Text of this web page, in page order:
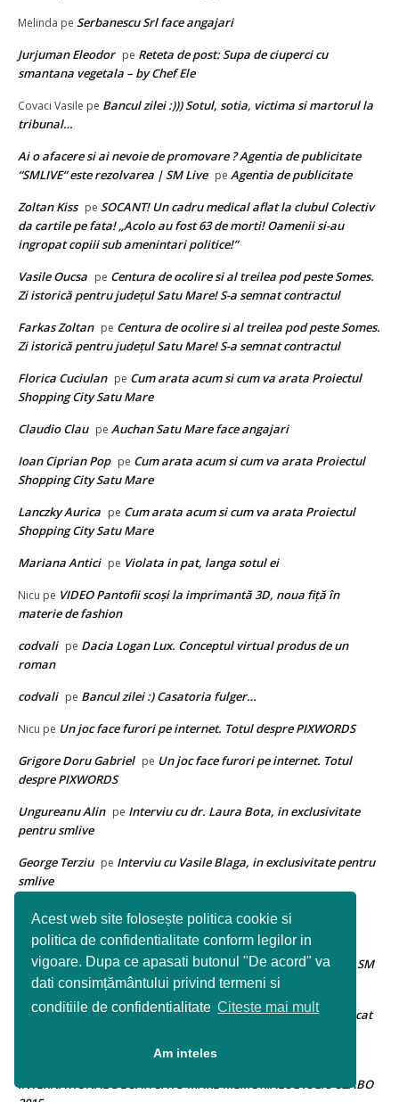
Acest web site folosește politica cookie si
politica de confidentialitate conform legilor in
vigoare. Dupa ce apasati butonul "De acord" va
dati consimțământului privind termeni si
conditiile de confidentialitate Citeste mai mult
Am inteles
Melinda pe Serbanescu Srl face angajari
Jurjuman Eleodor pe Reteta de post: Supa de ciuperci cu
smantana vegetala – by Chef Ele
Covaci Vasile pe Bancul zilei :))) Sotul, sotia, victima si martorul la
tribunal…
Ai o afacere si ai nevoie de promovare ? Agentia de publicitate
“SMLIVE“ este rezolvarea | SM Live pe Agentia de publicitate
Zoltan Kiss pe SOCANT! Un cadru medical aflat la clubul Colectiv
da cartile pe fata! „Acolo au fost 63 de morti! Oamenii si-au
ingropat copiii sub amenintari politice!”
Vasile Oucsa pe Centura de ocolire si al treilea pod peste Somes.
Zi istorică pentru județul Satu Mare! S-a semnat contractul
Farkas Zoltan pe Centura de ocolire si al treilea pod peste Somes.
Zi istorică pentru județul Satu Mare! S-a semnat contractul
Florica Cuciulan pe Cum arata acum si cum va arata Proiectul
Shopping City Satu Mare
Claudio Clau pe Auchan Satu Mare face angajari
Ioan Ciprian Pop pe Cum arata acum si cum va arata Proiectul
Shopping City Satu Mare
Lanczky Aurica pe Cum arata acum si cum va arata Proiectul
Shopping City Satu Mare
Mariana Antici pe Violata in pat, langa sotul ei
Nicu pe VIDEO Pantofii scoşi la imprimantă 3D, noua fiţă în
materie de fashion
codvali pe Dacia Logan Lux. Conceptul virtual produs de un
roman
codvali pe Bancul zilei :) Casatoria fulger…
Nicu pe Un joc face furori pe internet. Totul despre PIXWORDS
Grigore Doru Gabriel pe Un joc face furori pe internet. Totul
despre PIXWORDS
Ungureanu Alin pe Interviu cu dr. Laura Bota, in exclusivitate
pentru smlive
George Terziu pe Interviu cu Vasile Blaga, in exclusivitate pentru
smlive
Ioan Ciprian Pop peSi-a testat sotul sa vada daca o insala.
Niciodata nu s-a asteptat sa descopere asa ceva
Duminica s-a dat startul la Festivalul AugustFest de la Carei | SM
Live peDuminica se da startul celor 8 zile de festival la Carei
DanpeUn barbat a descoperit ca ii cresc sanii, dupa ce a mancat
INTERNATIONAL DE SAH SATU MARE-MEMORIALUL IULIU SZABO